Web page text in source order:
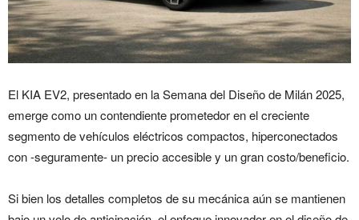
El KIA EV2, presentado en la Semana del Diseño de Milán 2025,
emerge como un contendiente prometedor en el creciente
segmento de vehículos eléctricos compactos, hiperconectados
con -seguramente- un precio accesible y un gran costo/beneficio.
Si bien los detalles completos de su mecánica aún se mantienen